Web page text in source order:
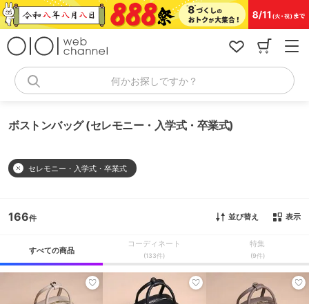
コ
ン
何かお探しですか？
ボストンバッグ (セレモニー・入学式・卒業式)
セレモニー・入学式・卒業式
166 並び替え 表示
すべての商品
コーディネート
(133件)
特集
(9件)